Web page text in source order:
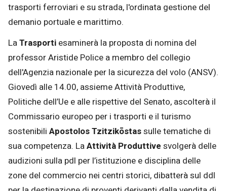
trasporti ferroviari e su strada, l'ordinata gestione del
demanio portuale e marittimo.
LaTrasporti esaminerà la proposta di nomina del
professor Aristide Police a membro del collegio
dell'Agenzia nazionale per la sicurezza del volo (ANSV).
Giovedì alle 14.00, assieme Attività Produttive,
Politiche dell’Ue e alle rispettive del Senato, ascolterà il
Commissario europeo per i trasporti e il turismo
sostenibili Apostolos Tzitzikōstassulle tematiche di
sua competenza. LaAttività Produttive svolgerà delle
audizioni sulla pdl per l’istituzione e disciplina delle
zone del commercio nei centri storici, dibatterà sul ddl